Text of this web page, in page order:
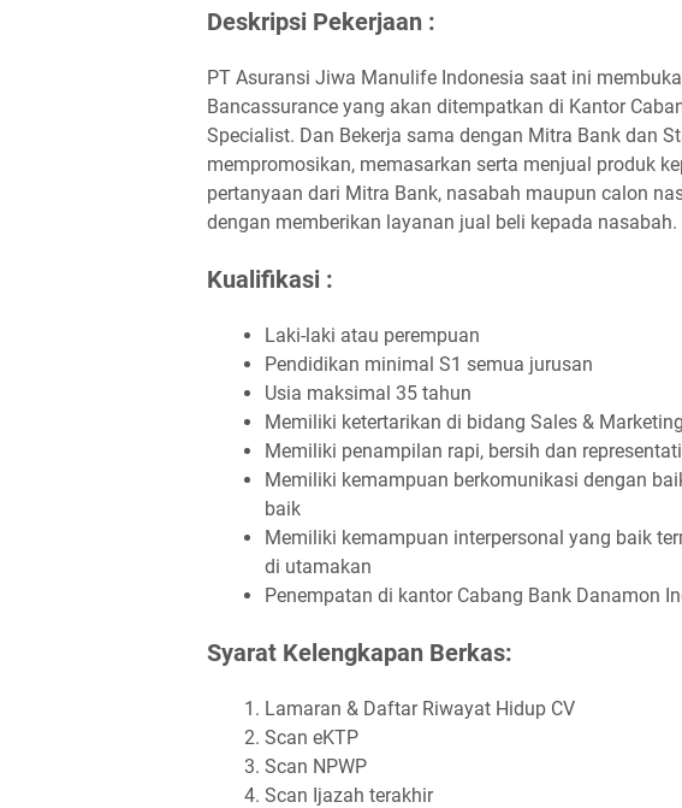
Deskripsi Pekerjaan :
PT Asuransi Jiwa Manulife Indonesia saat ini
Bancassurance yang akan ditempatkan di Kantor
Specialist. Dan Bekerja sama dengan Mitra Bank dan
mempromosikan, memasarkan serta menjual produk
pertanyaan dari Mitra Bank, nasabah maupun calon
dengan memberikan layanan jual beli kepada nasabah.
Kualifikasi :
Laki-laki atau perempuan
Pendidikan minimal S1 semua jurusan
Usia maksimal 35 tahun
Memiliki ketertarikan di bidang Sales & Marketing
Memiliki penampilan rapi, bersih dan
Memiliki kemampuan berkomunikasi dengan
baik
Memiliki kemampuan interpersonal yang baik
di utamakan
Penempatan di kantor Cabang Bank Danamon
Syarat Kelengkapan Berkas:
Lamaran & Daftar Riwayat Hidup CV
Scan eKTP
Scan NPWP
Scan Ijazah terakhir